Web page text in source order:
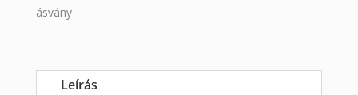
ásvány
Leírás